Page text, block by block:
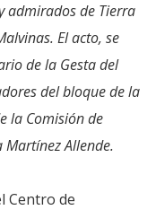
admirados de Tierra
El acto, se
de la Gesta del
del bloque de la
la Comisión de
Allende.
Centro de